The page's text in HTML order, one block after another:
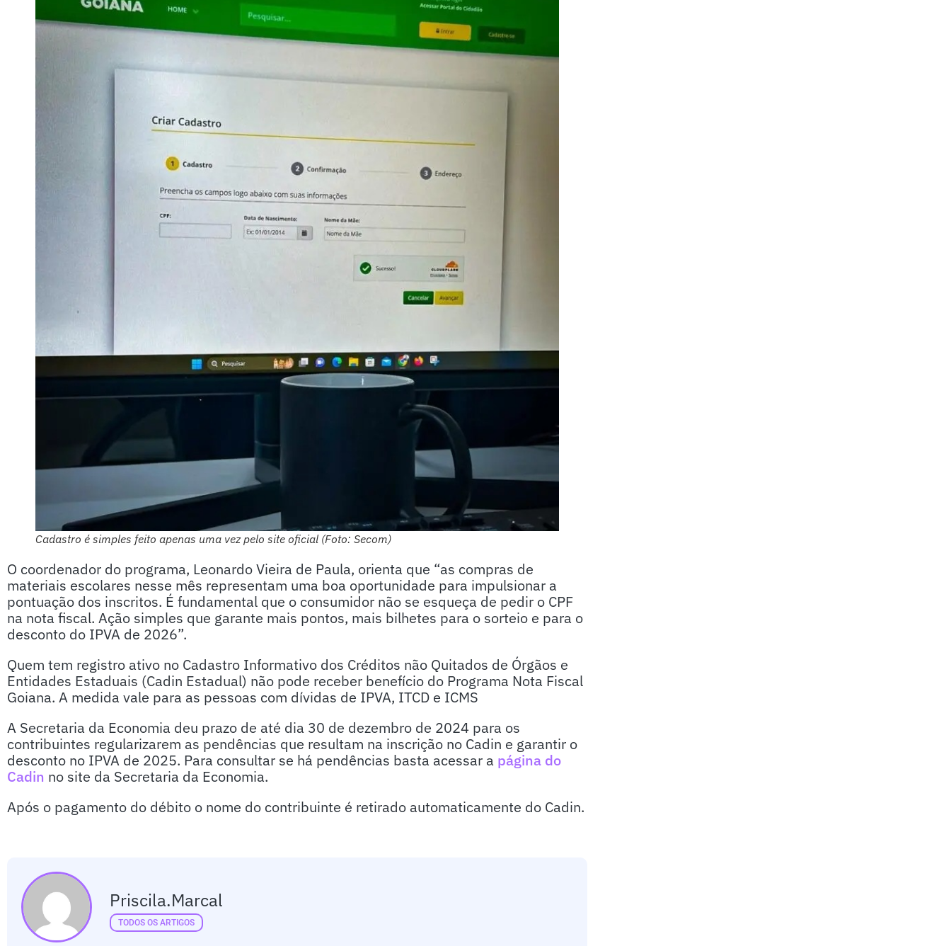
Cadastro é simples feito apenas uma vez pelo site oficial (Foto: Secom)
O coordenador do programa, Leonardo Vieira de Paula, orienta que “as compras de
materiais escolares nesse mês representam uma boa oportunidade para impulsionar a
pontuação dos inscritos. É fundamental que o consumidor não se esqueça de pedir o CPF
na nota fiscal. Ação simples que garante mais pontos, mais bilhetes para o sorteio e para o
desconto do IPVA de 2026”.
Quem tem registro ativo no Cadastro Informativo dos Créditos não Quitados de Órgãos e
Entidades Estaduais (Cadin Estadual) não pode receber benefício do Programa Nota Fiscal
Goiana. A medida vale para as pessoas com dívidas de IPVA, ITCD e ICMS
A Secretaria da Economia deu prazo de até dia 30 de dezembro de 2024 para os
contribuintes regularizarem as pendências que resultam na inscrição no Cadin e garantir o
desconto no IPVA de 2025. Para consultar se há pendências basta acessar a página do
Cadin no site da Secretaria da Economia.
Após o pagamento do débito o nome do contribuinte é retirado automaticamente do Cadin.
Priscila.marcal
TODOS OS ARTIGOS